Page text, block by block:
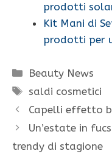
prodotti
Kit Mani di
prodotti per
Categorie
Beauty News
Tag
saldi cosmetici
Capelli effetto
Un’estate in
trendy di stagione